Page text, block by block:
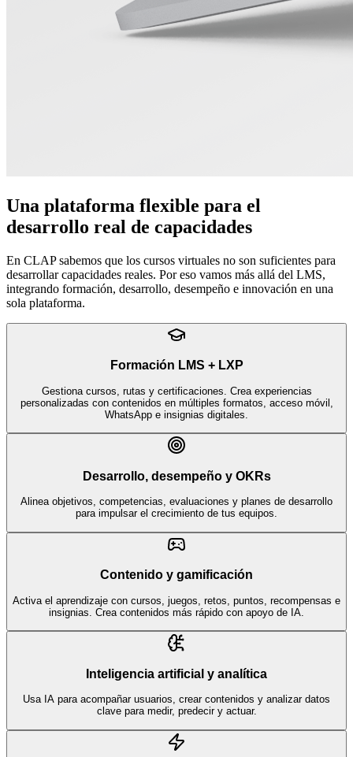
Una plataforma flexible para el
desarrollo real de capacidades
En CLAP sabemos que los cursos virtuales no son suficientes para
desarrollar capacidades reales. Por eso vamos más allá del LMS,
integrando formación, desarrollo, desempeño e innovación en una
sola plataforma.
Formación LMS + LXP
Gestiona cursos, rutas y certificaciones. Crea experiencias
personalizadas con contenidos en múltiples formatos, acceso móvil,
WhatsApp e insignias digitales.
Desarrollo, desempeño y OKRs
Alinea objetivos, competencias, evaluaciones y planes de desarrollo
para impulsar el crecimiento de tus equipos.
Contenido y gamificación
Activa el aprendizaje con cursos, juegos, retos, puntos, recompensas e
insignias. Crea contenidos más rápido con apoyo de IA.
Inteligencia artificial y analítica
Usa IA para acompañar usuarios, crear contenidos y analizar datos
clave para medir, predecir y actuar.